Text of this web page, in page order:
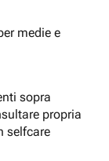
medie e
sopra
propria
selfcare